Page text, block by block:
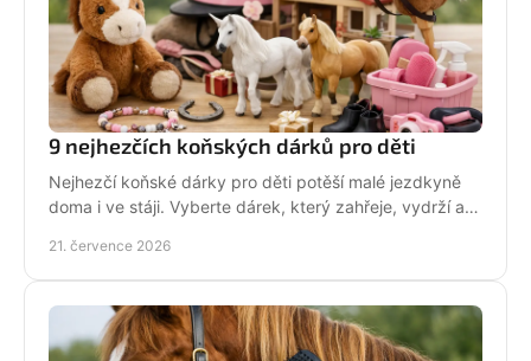
9 nejhezčích koňských dárků pro děti
Nejhezčí koňské dárky pro děti potěší malé jezdkyně
doma i ve stáji. Vyberte dárek, který zahřeje, vydrží a
21. července 2026